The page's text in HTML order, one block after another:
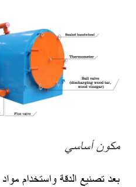
مكون أساسي
بعد تصنيع الدقة واستخدام